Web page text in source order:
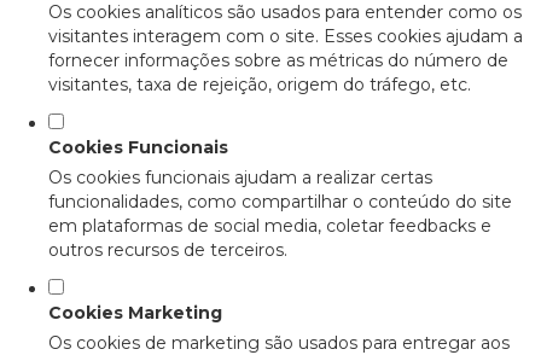
Os cookies analíticos são usados para entender como os
visitantes interagem com o site. Esses cookies ajudam a
fornecer informações sobre as métricas do número de
visitantes, taxa de rejeição, origem do tráfego, etc.
Cookies Funcionais
Os cookies funcionais ajudam a realizar certas
funcionalidades, como compartilhar o conteúdo do site
em plataformas de social media, coletar feedbacks e
outros recursos de terceiros.
Cookies Marketing
Os cookies de marketing são usados para entregar aos